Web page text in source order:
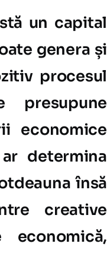
un capital
genera și
procesul
presupune
economice
determina
însă
creative
economică,